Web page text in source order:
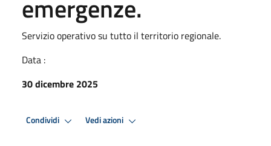
emergenze.
Servizio operativo su tutto il territorio regionale.
Data :
30 dicembre 2025
Condividi Vedi azioni